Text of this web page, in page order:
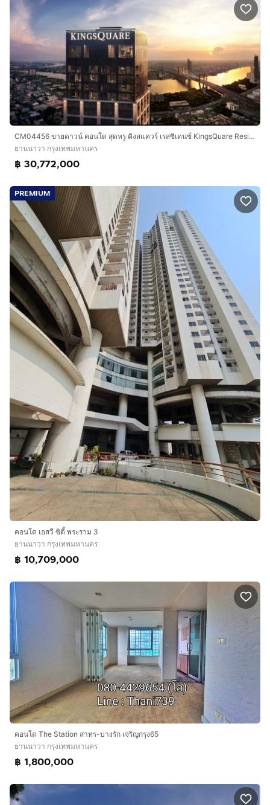
CM04456 ขายดาวน์ คอนโด สุดหรู คิงสแควร์ เรสซิเดนซ์ KingsQuare Residence คอนโดมิเนียม ถนนรัชดาภิเษก
ยานนาวา กรุงเทพมหานคร
฿ 30,772,000
PREMIUM
คอนโด เอสวี ซิตี้ พระราม 3
ยานนาวา กรุงเทพมหานคร
฿ 10,709,000
คอนโด The Station สาทร-บางรัก เจริญกรุง65
ยานนาวา กรุงเทพมหานคร
฿ 1,800,000